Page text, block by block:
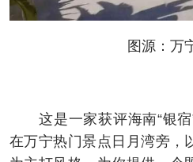
图源：万宁
这是一家获评海南“银宿
在万宁热门景点日月湾旁，